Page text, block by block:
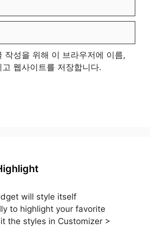
작성을 위해 이 브라우저에 이름,
웹사이트를 저장합니다.
will style itself
to highlight your favorite
the styles in Customizer >